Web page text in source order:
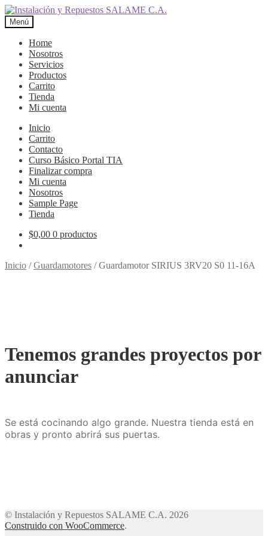
Ir
a
la
navegación
Ir
al
contenido
Menú
Home
Nosotros
Servicios
Productos
Carrito
Tienda
Mi cuenta
Inicio
Carrito
Contacto
Curso Básico Portal TIA
Finalizar compra
Mi cuenta
Nosotros
Sample Page
Tienda
$0,00 0 productos
Inicio /Guardamotores /Guardamotor SIRIUS 3RV20 S0 11-16A
Tenemos grandes proyectos por
anunciar
Se está cocinando algo grande. Nuestra tienda está en
obras y pronto abrirá sus puertas.
© Instalación y Repuestos SALAME C.A. 2026
Construido con WooCommerce.